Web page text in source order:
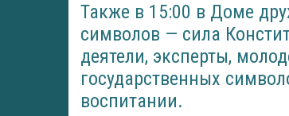
Также в 15:00 в Доме
символов — сила
деятели, эксперты,
государственных
воспитании.